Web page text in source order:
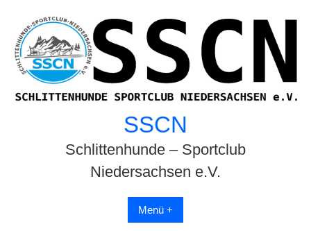
content
SSCN
Schlittenhunde – Sportclub
Niedersachsen e.V.
Menü +